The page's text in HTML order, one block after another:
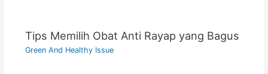
Tips Memilih Obat Anti Rayap yang Bagus
Green And Healthy Issue